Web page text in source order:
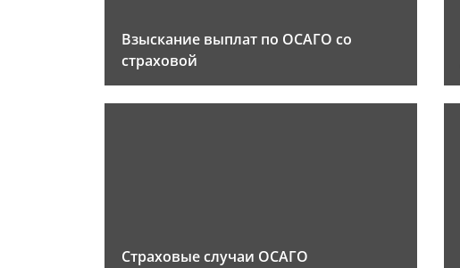
Взыскание выплат по ОСАГО со
страховой
Страховые случаи ОСАГО